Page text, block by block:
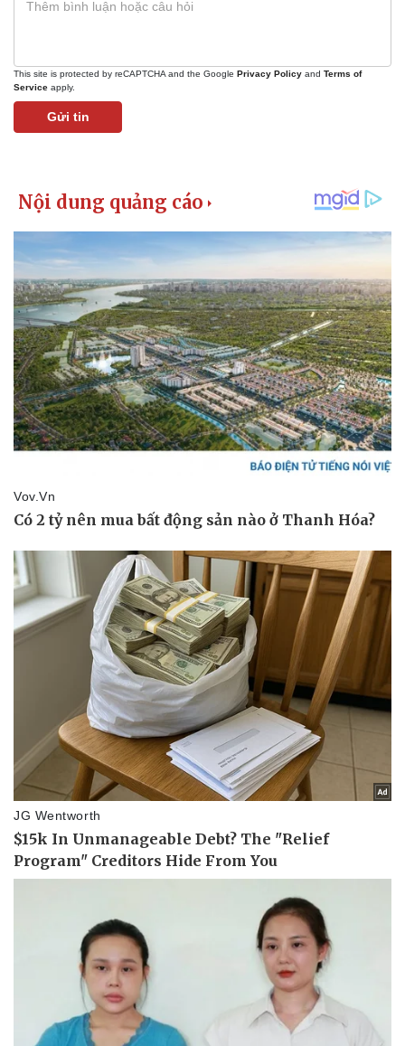
Pháp luật
Vụ án
Tin nóng
Tư vấn luật
Quân sự - Quốc phòng
Việt Nam
Phân tích
This site is protected by reCAPTCHA and the Google Privacy Policy and Terms of
Service apply.
Gửi tin